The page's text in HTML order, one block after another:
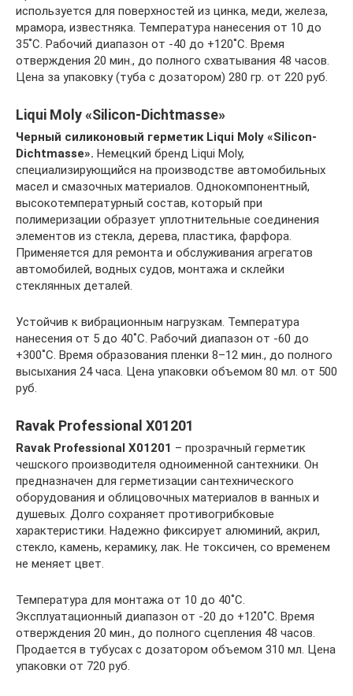
используется для поверхностей из цинка, меди, железа,
мрамора, известняка. Температура нанесения от 10 до
35˚C. Рабочий диапазон от -40 до +120˚C. Время
отверждения 20 мин., до полного схватывания 48 часов.
Цена за упаковку (туба с дозатором) 280 гр. от 220 руб.
Liqui Moly «Silicon-Dichtmasse»
Черный силиконовый герметик Liqui Moly «Silicon-
Dichtmasse». Немецкий бренд Liqui Moly,
специализирующийся на производстве автомобильных
масел и смазочных материалов. Однокомпонентный,
высокотемпературный состав, который при
полимеризации образует уплотнительные соединения
элементов из стекла, дерева, пластика, фарфора.
Применяется для ремонта и обслуживания агрегатов
автомобилей, водных судов, монтажа и склейки
стеклянных деталей.
Устойчив к вибрационным нагрузкам. Температура
нанесения от 5 до 40˚C. Рабочий диапазон от -60 до
+300˚C. Время образования пленки 8–12 мин., до полного
высыхания 24 часа. Цена упаковки объемом 80 мл. от 500
руб.
Ravak Professional X01201
Ravak Professional X01201 – прозрачный герметик
чешского производителя одноименной сантехники. Он
предназначен для герметизации сантехнического
оборудования и облицовочных материалов в ванных и
душевых. Долго сохраняет противогрибковые
характеристики. Надежно фиксирует алюминий, акрил,
стекло, камень, керамику, лак. Не токсичен, со временем
не меняет цвет.
Температура для монтажа от 10 до 40˚C.
Эксплуатационный диапазон от -20 до +120˚C. Время
отверждения 20 мин., до полного сцепления 48 часов.
Продается в тубусах с дозатором объемом 310 мл. Цена
упаковки от 720 руб.